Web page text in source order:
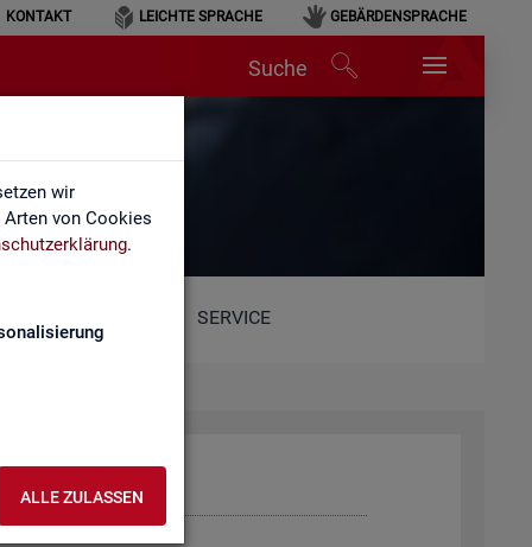
wir
von Cookies
.
ALLE ZULASSEN
KONTAKT LEICHTE SPRACHE GEBÄRDENSPRACHE
Suche
SERVICE